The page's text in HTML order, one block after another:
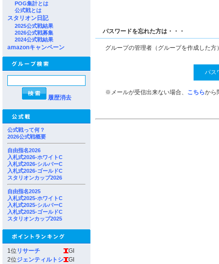
POG集計とは
公式戦とは
スタリオン日記
2025公式戦結果
2026公式戦募集
2024公式戦結果
amazonキャンペーン
履歴消去
公式戦って何？
2026公式戦概要
自由指名2026
入札式2026-ホワイトC
入札式2026-シルバーC
入札式2026-ゴールドC
スタリオンカップ2026
自由指名2025
入札式2025-ホワイトC
入札式2025-シルバーC
入札式2025-ゴールドC
スタリオンカップ2025
1位 リサーチ
GI
2位ジェンティルトシ
GI
パスワードを忘れた方は・・・
グループの管理者（グループを作成した
※メールが受信出来ない場合、 こちらから